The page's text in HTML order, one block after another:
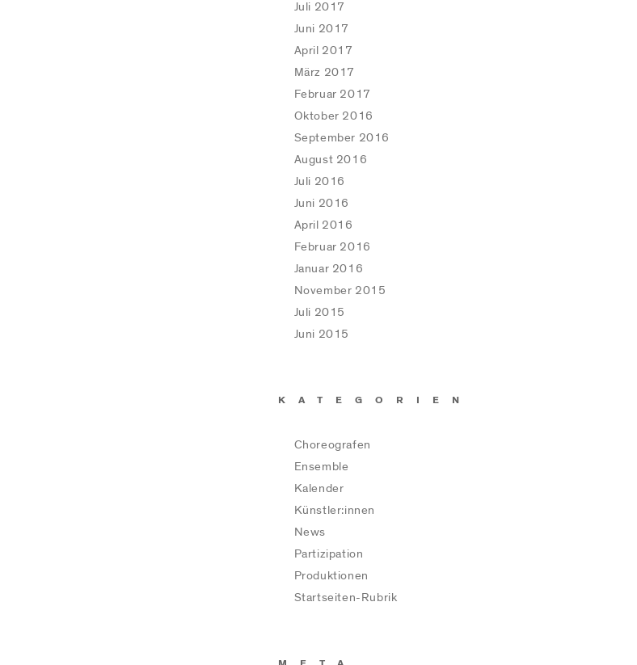
Juli 2017
Juni 2017
April 2017
März 2017
Februar 2017
Oktober 2016
September 2016
August 2016
Juli 2016
Juni 2016
April 2016
Februar 2016
Januar 2016
November 2015
Juli 2015
Juni 2015
KATEGORIEN
Choreografen
Ensemble
Kalender
Künstler:innen
News
Partizipation
Produktionen
Startseiten-Rubrik
META